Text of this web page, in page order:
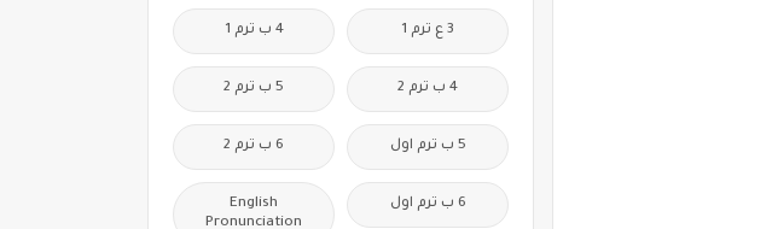
3 ع ترم 1 4 ب ترم 1
4 ب ترم 2 5 ب ترم 2
5 ب ترم اول 6 ب ترم 2
6 ب ترم اول
English
Pronunciation